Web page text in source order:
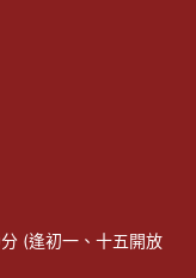
(逢初一、十五開放